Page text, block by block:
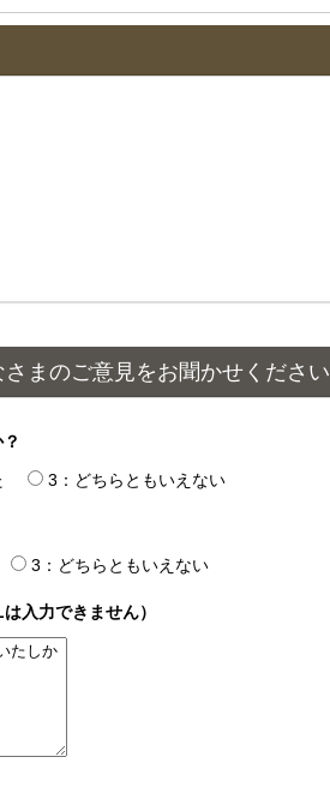
まのご意見をお聞かせください
3：どちらともいえない
3：どちらともいえない
入力できません）